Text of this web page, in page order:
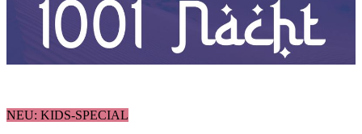
NEU: KIDS-SPECIAL